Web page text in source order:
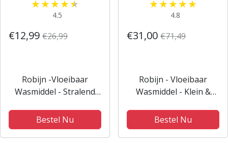
4.5
€12,99 €26,99
Robijn -Vloeibaar
Wasmiddel - Stralend
Bestel Nu
4.8
€31,00 €71,49
Robijn - Vloeibaar
Wasmiddel - Klein &
4 flessen - 88
Wasbeurten -
Voordeelverpakking
Bestel Nu